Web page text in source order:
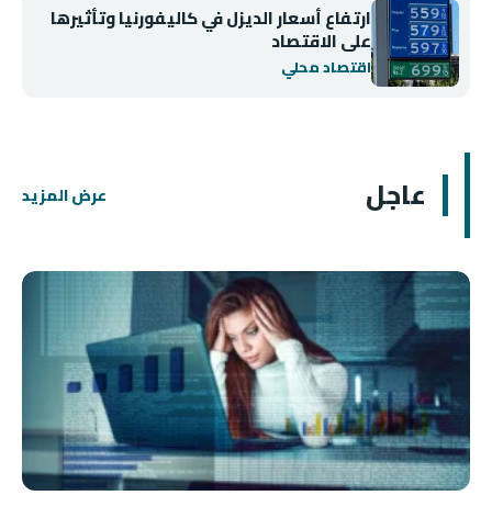
ارتفاع أسعار الديزل في كاليفورنيا وتأثيرها
على الاقتصاد
اقتصاد محلي
عاجل عرض المزيد